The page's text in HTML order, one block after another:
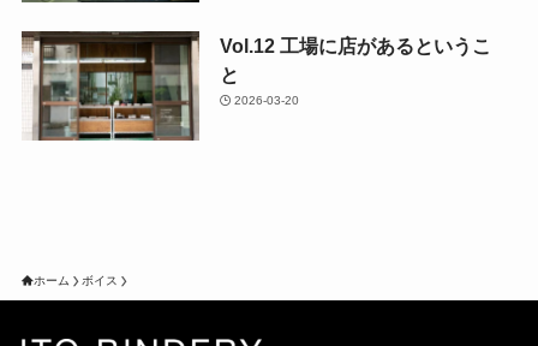
Vol.12 工場に店があるというこ
と
2026-03-20
ホーム ボイス